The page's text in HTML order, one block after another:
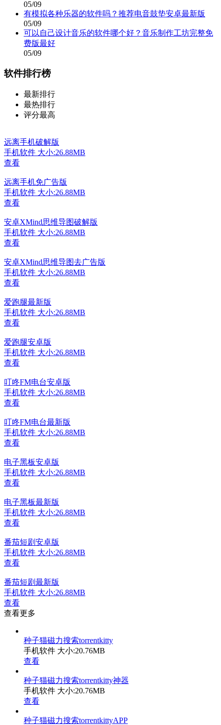
05/09
有模拟各种乐器的软件吗？推荐电音鼓垫安卓最新版
05/09
可以自己设计音乐的软件哪个好？音乐制作工坊完整免
费版最好
05/09
软件排行榜
最新排行
最热排行
评分最高
远离手机破解版
手机软件 大小:26.88MB
查看
远离手机免广告版
手机软件 大小:26.88MB
查看
安卓XMind思维导图破解版
手机软件 大小:26.88MB
查看
安卓XMind思维导图去广告版
手机软件 大小:26.88MB
查看
爱跑腿最新版
手机软件 大小:26.88MB
查看
爱跑腿安卓版
手机软件 大小:26.88MB
查看
叮咚FM电台安卓版
手机软件 大小:26.88MB
查看
叮咚FM电台最新版
手机软件 大小:26.88MB
查看
电子黑板安卓版
手机软件 大小:26.88MB
查看
电子黑板最新版
手机软件 大小:26.88MB
查看
番茄短剧安卓版
手机软件 大小:26.88MB
查看
番茄短剧最新版
手机软件 大小:26.88MB
查看
查看更多
种子猫磁力搜索torrentkitty
手机软件 大小:20.76MB
查看
种子猫磁力搜索torrentkitty神器
手机软件 大小:20.76MB
查看
种子猫磁力搜索torrentkittyAPP